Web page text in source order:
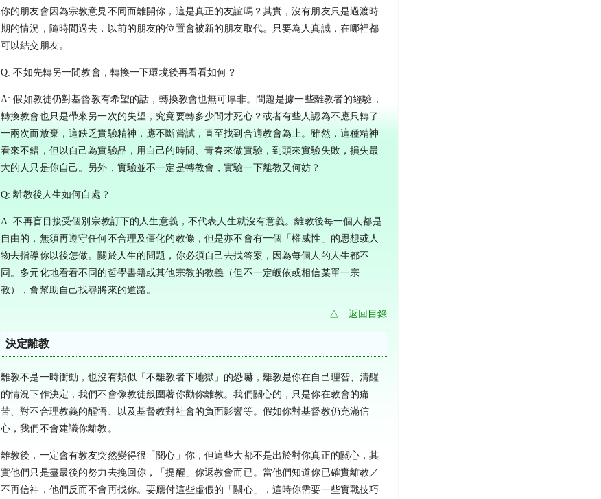
你的朋友會因為宗教意見不同而離開你，這是真正的友誼嗎？其實，沒有朋友只是過渡時
期的情況，隨時間過去，以前的朋友的位置會被新的朋友取代。只要為人真誠，在哪裡都
可以結交朋友。
Q: 不如先轉另一間教會，轉換一下環境後再看看如何？
A: 假如教徒仍對基督教有希望的話，轉換教會也無可厚非。問題是據一些離教者的經驗，
轉換教會也只是帶來另一次的失望，究竟要轉多少間才死心？或者有些人認為不應只轉了
一兩次而放棄，這缺乏實驗精神，應不斷嘗試，直至找到合適教會為止。雖然，這種精神
看來不錯，但以自己為實驗品，用自己的時間、青春來做實驗，到頭來實驗失敗，損失最
大的人只是你自己。另外，實驗並不一定是轉教會，實驗一下離教又何妨？
Q: 離教後人生如何自處？
A: 不再盲目接受個別宗教訂下的人生意義，不代表人生就沒有意義。離教後每一個人都是
自由的，無須再遵守任何不合理及僵化的教條，但是亦不會有一個「權威性」的思想或人
物去指導你以後怎做。關於人生的問題，你必須自己去找答案，因為每個人的人生都不
同。多元化地看看不同的哲學書籍或其他宗教的教義（但不一定皈依或相信某單一宗
教），會幫助自己找尋將來的道路。
△ 返回目錄
決定離教
離教不是一時衝動，也沒有類似「不離教者下地獄」的恐嚇，離教是你在自己理智、清醒
的情況下作決定，我們不會像教徒般圍著你勸你離教。我們關心的，只是你在教會的痛
苦、對不合理教義的醒悟、以及基督教對社會的負面影響等。假如你對基督教仍充滿信
心，我們不會建議你離教。
離教後，一定會有教友突然變得很「關心」你，但這些大都不是出於對你真正的關心，其
實他們只是盡最後的努力去挽回你，「提醒」你返教會而已。當他們知道你已確實離教／
不再信神，他們反而不會再找你。要應付這些虛假的「關心」，這時你需要一些實戰技巧